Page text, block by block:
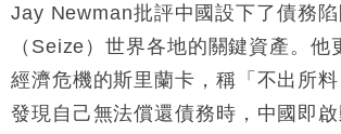
Jay Newman批評中國設下了債務陷
（Seize）世界各地的關鍵資產。他
經濟危機的斯里蘭卡，稱「不出所
發現自己無法償還債務時，中國即